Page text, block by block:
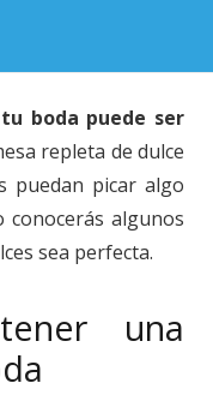
boda puede ser
repleta de dulce
puedan picar algo
conocerás algunos
sea perfecta.
una